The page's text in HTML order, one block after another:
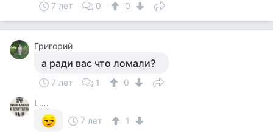
7 лет 0 0
Григорий
а ради вас что ломали?
7 лет 1
0
L….
7 лет
1